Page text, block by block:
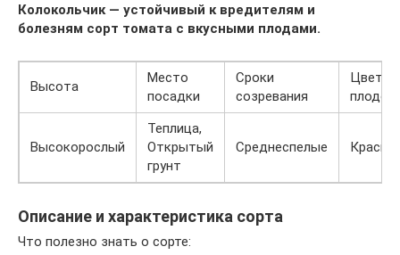
Колокольчик — устойчивый к вредителям и
болезням сорт томата с вкусными плодами.
Высота
Место
посадки
Сроки
созревания
Цвет
плодов
Высокорослый
Теплица,
Открытый
грунт
Среднеспелые
Описание и характеристика сорта
Что полезно знать о сорте: